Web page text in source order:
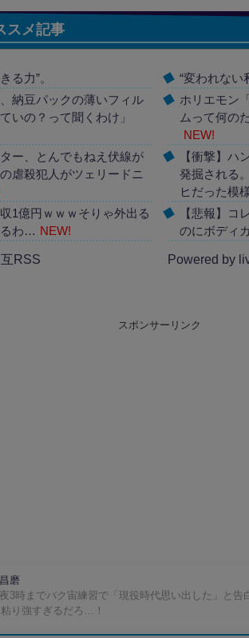
スメ記事
る力”。
納豆パックの薄いフィル
いの？って聞くわけ」
ー、とんでもねえ伏線が
虐殺犯人がツェリードニ
1億円ｗｗｗそりゃ外出る
るわ…
NEW!
RSS
“変われない
ホリエモン
ムって何の
NEW!
【衝撃】ハ
発掘される
ヒだった模
【悲報】コ
のにボディ
Powered by
スポンサーリンク
磨
3時までバク宙練習で「現役時代思い出した」と
り強すぎるだろ…！